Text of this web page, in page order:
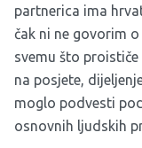
partnerica ima
čak ni ne govorim
svemu što
na posjete,
moglo podvesti
osnovnih ljudskih